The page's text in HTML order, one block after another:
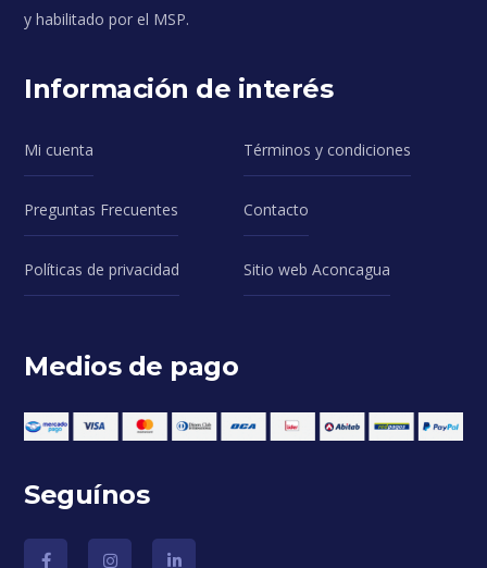
y habilitado por el MSP.
Información de interés
Mi cuenta Términos y condiciones
Preguntas Frecuentes Contacto
Políticas de privacidad Sitio web Aconcagua
Medios de pago
Seguínos